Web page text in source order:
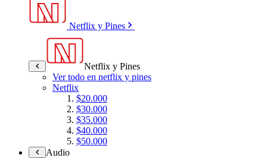
Netflix y Pines
Netflix y Pines
Ver todo en netflix y pines
Netflix
$20.000
$30.000
$35.000
$40.000
$50.000
Audio